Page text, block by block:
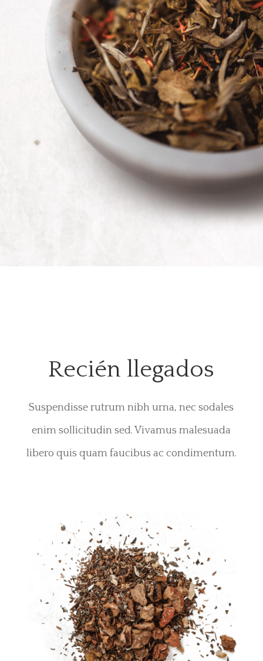
Recién llegados
Suspendisse rutrum nibh urna, nec sodales
enim sollicitudin sed. Vivamus malesuada
libero quis quam faucibus ac condimentum.